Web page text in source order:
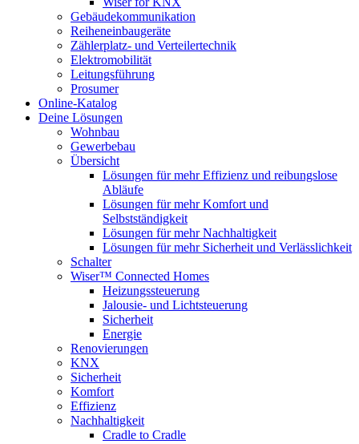
Gebäudekommunikation
Reiheneinbaugeräte
Zählerplatz- und Verteilertechnik
Elektromobilität
Leitungsführung
Prosumer
Online-Katalog
Deine Lösungen
Wohnbau
Gewerbebau
Übersicht
Lösungen für mehr Effizienz und reibungslose
Abläufe
Lösungen für mehr Komfort und
Selbstständigkeit
Lösungen für mehr Nachhaltigkeit
Lösungen für mehr Sicherheit und Verlässlichkeit
Schalter
Wiser™ Connected Homes
Heizungssteuerung
Jalousie- und Lichtsteuerung
Sicherheit
Energie
Renovierungen
KNX
Sicherheit
Komfort
Effizienz
Nachhaltigkeit
Cradle to Cradle